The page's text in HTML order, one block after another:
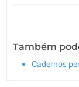
Também
Cadernos